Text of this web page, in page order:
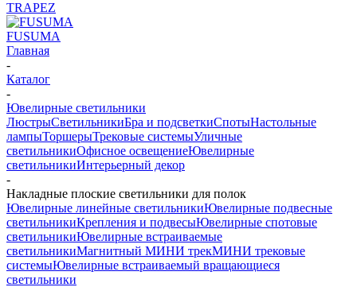
TRAPEZ
FUSUMA
Главная
-
Каталог
-
Ювелирные светильники
ЛюстрыСветильникиБра и подсветкиСпотыНастольные
лампыТоршерыТрековые системыУличные
светильникиОфисное освещениеЮвелирные
светильникиИнтерьерный декор
-
Накладные плоские светильники для полок
Ювелирные линейные светильникиЮвелирные подвесные
светильникиКрепления и подвесыЮвелирные спотовые
светильникиЮвелирные встраиваемые
светильникиМагнитный МИНИ трекМИНИ трековые
системыЮвелирные встраиваемый вращающиеся
светильники